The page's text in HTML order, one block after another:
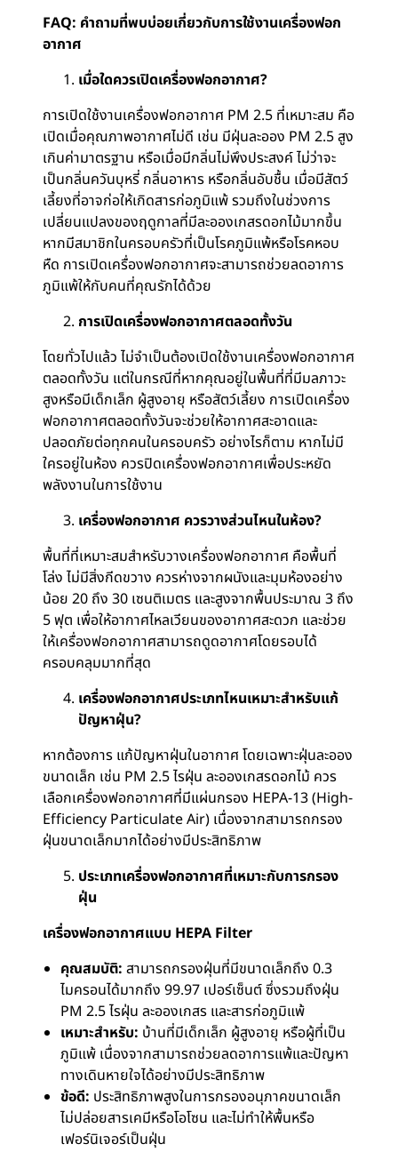
FAQ: คำถามที่พบบ่อยเกี่ยวกับการใช้งานเครื่องฟอก
อากาศ
เมื่อใดควรเปิดเครื่องฟอกอากาศ?
การเปิดใช้งานเครื่องฟอกอากาศ PM 2.5 ที่เหมาะสม คือ
เปิดเมื่อคุณภาพอากาศไม่ดี เช่น มีฝุ่นละออง PM 2.5 สูง
เกินค่ามาตรฐาน หรือเมื่อมีกลิ่นไม่พึงประสงค์ ไม่ว่าจะ
เป็นกลิ่นควันบุหรี่ กลิ่นอาหาร หรือกลิ่นอับชื้น เมื่อมีสัตว์
เลี้ยงที่อาจก่อให้เกิดสารก่อภูมิแพ้ รวมถึงในช่วงการ
เปลี่ยนแปลงของฤดูกาลที่มีละอองเกสรดอกไม้มากขึ้น
หากมีสมาชิกในครอบครัวที่เป็นโรคภูมิแพ้หรือโรคหอบ
หืด การเปิดเครื่องฟอกอากาศจะสามารถช่วยลดอาการ
ภูมิแพ้ให้กับคนที่คุณรักได้ด้วย
การเปิดเครื่องฟอกอากาศตลอดทั้งวัน
โดยทั่วไปแล้ว ไม่จำเป็นต้องเปิดใช้งานเครื่องฟอกอากาศ
ตลอดทั้งวัน แต่ในกรณีที่หากคุณอยู่ในพื้นที่ที่มีมลภาวะ
สูงหรือมีเด็กเล็ก ผู้สูงอายุ หรือสัตว์เลี้ยง การเปิดเครื่อง
ฟอกอากาศตลอดทั้งวันจะช่วยให้อากาศสะอาดและ
ปลอดภัยต่อทุกคนในครอบครัว อย่างไรก็ตาม หากไม่มี
ใครอยู่ในห้อง ควรปิดเครื่องฟอกอากาศเพื่อประหยัด
พลังงานในการใช้งาน
เครื่องฟอกอากาศ ควรวางส่วนไหนในห้อง?
พื้นที่ที่เหมาะสมสำหรับวางเครื่องฟอกอากาศ คือพื้นที่
โล่ง ไม่มีสิ่งกีดขวาง ควรห่างจากผนังและมุมห้องอย่าง
น้อย 20 ถึง 30 เซนติเมตร และสูงจากพื้นประมาณ 3 ถึง
5 ฟุต เพื่อให้อากาศไหลเวียนของอากาศสะดวก และช่วย
ให้เครื่องฟอกอากาศสามารถดูดอากาศโดยรอบได้
ครอบคลุมมากที่สุด
เครื่องฟอกอากาศประเภทไหนเหมาะสำหรับแก้
ปัญหาฝุ่น?
หากต้องการ แก้ปัญหาฝุ่นในอากาศ โดยเฉพาะฝุ่นละออง
ขนาดเล็ก เช่น PM 2.5 ไรฝุ่น ละอองเกสรดอกไม้ ควร
เลือกเครื่องฟอกอากาศที่มีแผ่นกรอง HEPA-13 (High-
Efficiency Particulate Air) เนื่องจากสามารถกรอง
ฝุ่นขนาดเล็กมากได้อย่างมีประสิทธิภาพ
ประเภทเครื่องฟอกอากาศที่เหมาะกับการกรอง
ฝุ่น
เครื่องฟอกอากาศแบบ HEPA Filter
คุณสมบัติ: สามารถกรองฝุ่นที่มีขนาดเล็กถึง 0.3
ไมครอนได้มากถึง 99.97 เปอร์เซ็นต์ ซึ่งรวมถึงฝุ่น
PM 2.5 ไรฝุ่น ละอองเกสร และสารก่อภูมิแพ้
เหมาะสำหรับ: บ้านที่มีเด็กเล็ก ผู้สูงอายุ หรือผู้ที่เป็น
ภูมิแพ้ เนื่องจากสามารถช่วยลดอาการแพ้และปัญหา
ทางเดินหายใจได้อย่างมีประสิทธิภาพ
ข้อดี: ประสิทธิภาพสูงในการกรองอนุภาคขนาดเล็ก
ไม่ปล่อยสารเคมีหรือโอโซน และไม่ทำให้พื้นหรือ
เฟอร์นิเจอร์เป็นฝุ่น